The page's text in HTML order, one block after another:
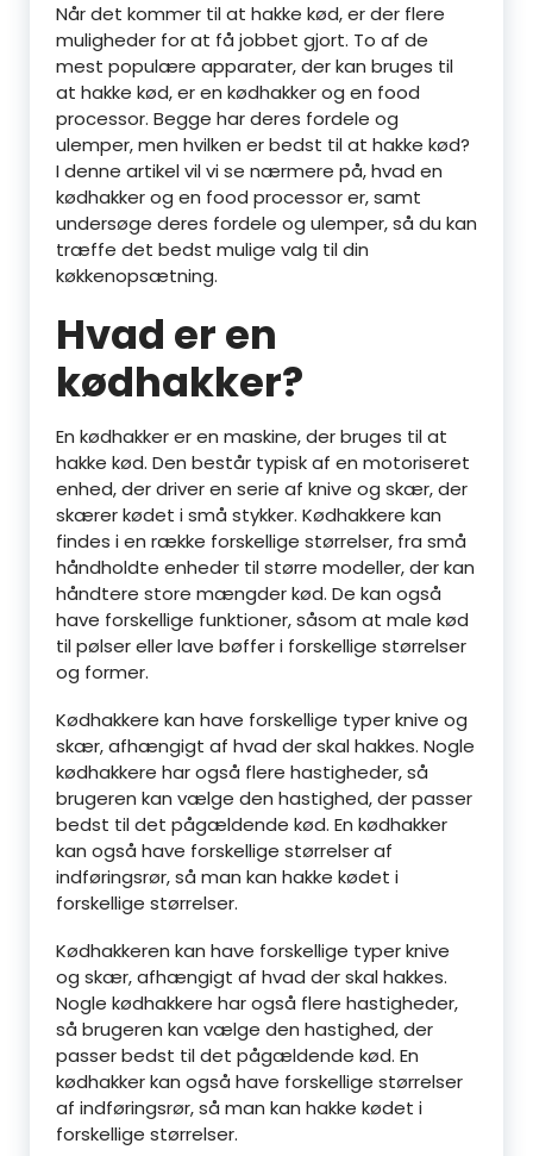
Når det kommer til at hakke kød, er der flere
muligheder for at få jobbet gjort. To af de
mest populære apparater, der kan bruges til
at hakke kød, er en kødhakker og en food
processor. Begge har deres fordele og
ulemper, men hvilken er bedst til at hakke kød?
I denne artikel vil vi se nærmere på, hvad en
kødhakker og en food processor er, samt
undersøge deres fordele og ulemper, så du kan
træffe det bedst mulige valg til din
køkkenopsætning.
Hvad er en
kødhakker?
En kødhakker er en maskine, der bruges til at
hakke kød. Den består typisk af en motoriseret
enhed, der driver en serie af knive og skær, der
skærer kødet i små stykker. Kødhakkere kan
findes i en række forskellige størrelser, fra små
håndholdte enheder til større modeller, der kan
håndtere store mængder kød. De kan også
have forskellige funktioner, såsom at male kød
til pølser eller lave bøffer i forskellige størrelser
og former.
Kødhakkere kan have forskellige typer knive og
skær, afhængigt af hvad der skal hakkes. Nogle
kødhakkere har også flere hastigheder, så
brugeren kan vælge den hastighed, der passer
bedst til det pågældende kød. En kødhakker
kan også have forskellige størrelser af
indføringsrør, så man kan hakke kødet i
forskellige størrelser.
Kødhakkeren kan have forskellige typer knive
og skær, afhængigt af hvad der skal hakkes.
Nogle kødhakkere har også flere hastigheder,
så brugeren kan vælge den hastighed, der
passer bedst til det pågældende kød. En
kødhakker kan også have forskellige størrelser
af indføringsrør, så man kan hakke kødet i
forskellige størrelser.